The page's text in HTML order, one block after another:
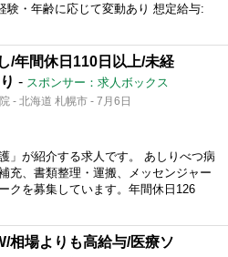
験・年齢に応じて変動あり 想定給与:
/年間休日110日以上/未経
- スポンサー：求人ボックス
- 北海道 札幌市 - 7月6日
」が紹介する求人です。 あしりべつ病
充、書類整理・運搬、メッセンジャー
クを募集しています。年間休日126
相場よりも高給与/医療ソ